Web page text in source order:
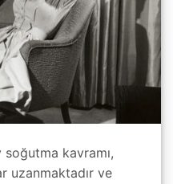
kavramı,
uzanmaktadır ve